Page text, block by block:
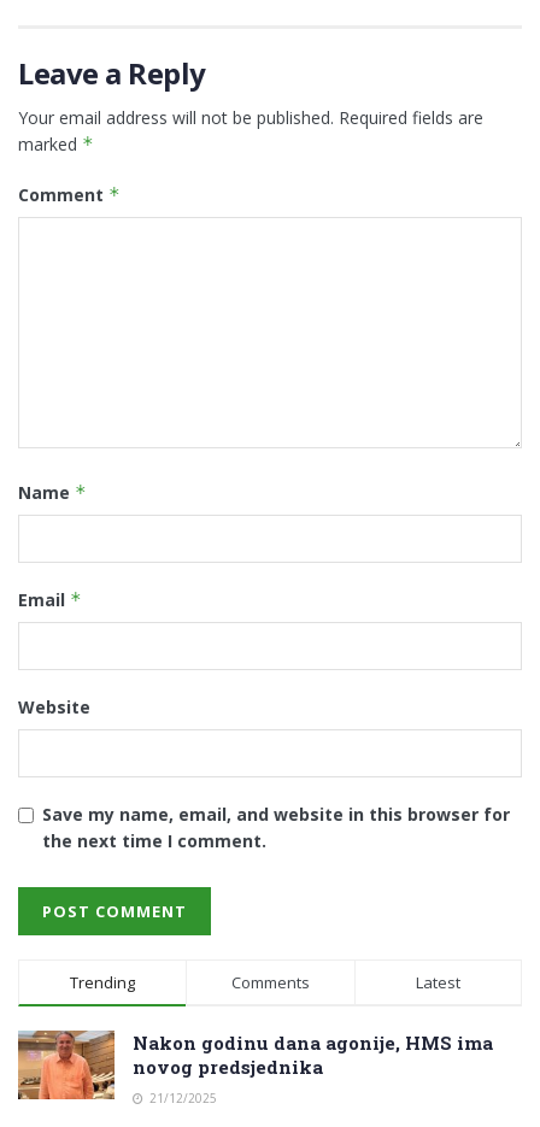
Leave a Reply
Your email address will not be published. Required fields are
marked *
Comment *
Name *
Email *
Website
Save my name, email, and website in this browser for
the next time I comment.
Trending Comments Latest
Nakon godinu dana agonije, HMS ima
novog predsjednika
21/12/2025